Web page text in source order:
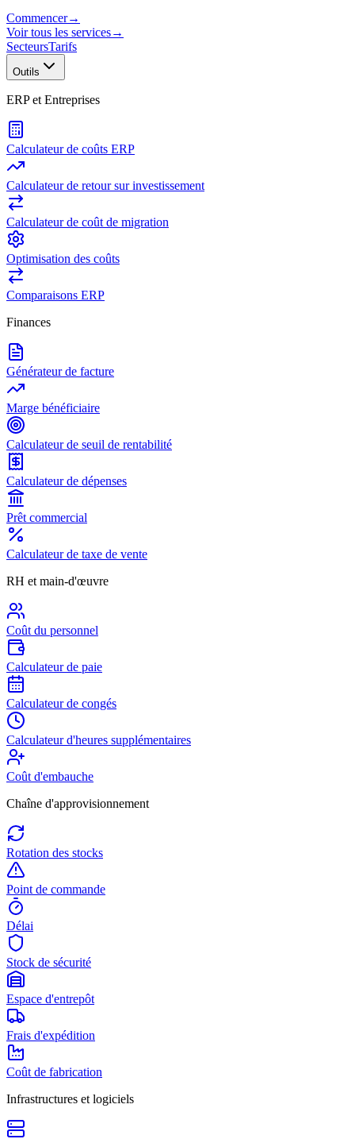
Commencer→
Voir tous les services→
SecteursTarifs
Outils
ERP et Entreprises
Calculateur de coûts ERP
Calculateur de retour sur investissement
Calculateur de coût de migration
Optimisation des coûts
Comparaisons ERP
Finances
Générateur de facture
Marge bénéficiaire
Calculateur de seuil de rentabilité
Calculateur de dépenses
Prêt commercial
Calculateur de taxe de vente
RH et main-d'œuvre
Coût du personnel
Calculateur de paie
Calculateur de congés
Calculateur d'heures supplémentaires
Coût d'embauche
Chaîne d'approvisionnement
Rotation des stocks
Point de commande
Délai
Stock de sécurité
Espace d'entrepôt
Frais d'expédition
Coût de fabrication
Infrastructures et logiciels